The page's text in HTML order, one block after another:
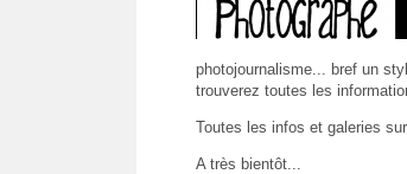
photojournalisme... bref un
trouverez toutes les
Toutes les infos et galeries
A très bientôt...